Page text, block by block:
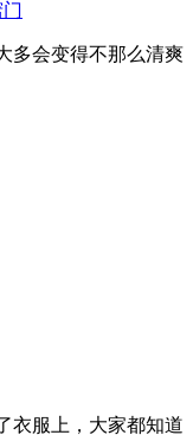
多会变得不那么清爽
衣服上，大家都知道